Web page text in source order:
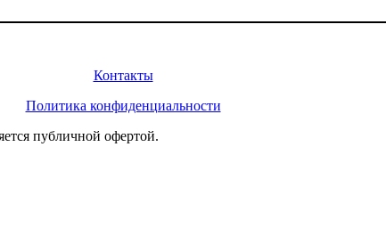
Контакты
Политика конфиденциальности
публичной офертой.